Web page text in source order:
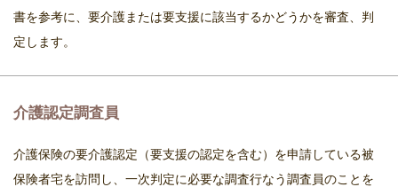
書を参考に、要介護または要支援に該当するかどうかを審査、判
定します。
介護認定調査員
介護保険の要介護認定（要支援の認定を含む）を申請している被
保険者宅を訪問し、一次判定に必要な調査行なう調査員のことを